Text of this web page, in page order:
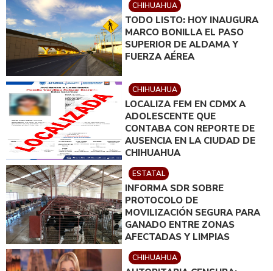
CHIHUAHUA
TODO LISTO: HOY INAUGURA
MARCO BONILLA EL PASO
SUPERIOR DE ALDAMA Y
FUERZA AÉREA
CHIHUAHUA
LOCALIZA FEM EN CDMX A
ADOLESCENTE QUE
CONTABA CON REPORTE DE
AUSENCIA EN LA CIUDAD DE
CHIHUAHUA
ESTATAL
INFORMA SDR SOBRE
PROTOCOLO DE
MOVILIZACIÓN SEGURA PARA
GANADO ENTRE ZONAS
AFECTADAS Y LIMPIAS
CHIHUAHUA